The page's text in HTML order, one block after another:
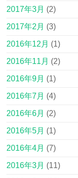
2017年3月 (2)
2017年2月 (3)
2016年12月 (1)
2016年11月 (2)
2016年9月 (1)
2016年7月 (4)
2016年6月 (2)
2016年5月 (1)
2016年4月 (7)
2016年3月 (11)